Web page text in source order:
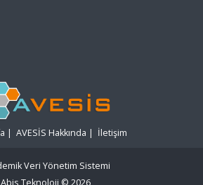
| AVESİS Hakkında | İletişim
Veri Yönetim Sistemi
Abis Teknoloji © 2026